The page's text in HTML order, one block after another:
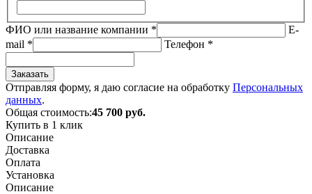
ФИО или название компании *
E-
mail * Телефон *
Заказать
Отправляя форму, я даю согласие на обработку Персональных
данных.
Общая стоимость:45 700 руб.
Купить в 1 клик
Описание
Доставка
Оплата
Установка
Описание